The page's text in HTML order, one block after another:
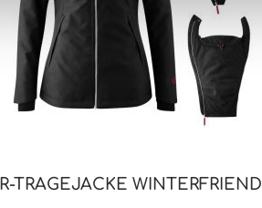
TRAGEJACKE WINTERFRIEND